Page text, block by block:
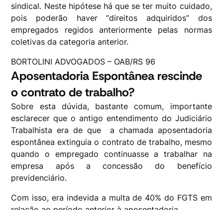
sindical. Neste hipótese há que se ter muito cuidado,
pois poderão haver “direitos adquiridos” dos
empregados regidos anteriormente pelas normas
coletivas da categoria anterior.
BORTOLINI ADVOGADOS – OAB/RS 96
Aposentadoria Espontânea rescinde
o contrato de trabalho?
Sobre esta dúvida, bastante comum, importante
esclarecer que o antigo entendimento do Judiciário
Trabalhista era de que a chamada aposentadoria
espontânea extinguia o contrato de trabalho, mesmo
quando o empregado continuasse a trabalhar na
empresa após a concessão do benefício
previdenciário.
Com isso, era indevida a multa de 40% do FGTS em